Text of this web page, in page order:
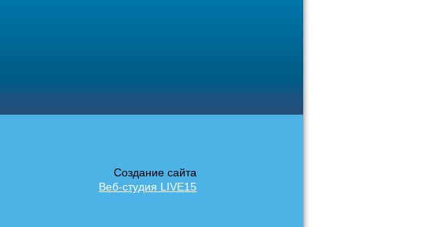
Создание сайта
Веб-студия LIVE15